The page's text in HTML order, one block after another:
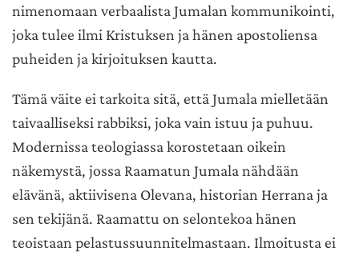
nimenomaan verbaalista Jumalan kommunikointi,
joka tulee ilmi Kristuksen ja hänen apostoliensa
puheiden ja kirjoituksen kautta.
Tämä väite ei tarkoita sitä, että Jumala mielletään
taivaalliseksi rabbiksi, joka vain istuu ja puhuu.
Modernissa teologiassa korostetaan oikein
näkemystä, jossa Raamatun Jumala nähdään
elävänä, aktiivisena Olevana, historian Herrana ja
sen tekijänä. Raamattu on selontekoa hänen
teoistaan pelastussuunnitelmastaan. Ilmoitusta ei